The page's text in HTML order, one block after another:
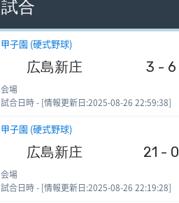
試合
甲子園 (硬式野球)
広島新庄 3 - 6
会場
試合日時 - [情報更新日:2025-08-26 22:59:38]
甲子園 (硬式野球)
広島新庄 21 - 0
会場
試合日時 - [情報更新日:2025-08-26 22:19:28]